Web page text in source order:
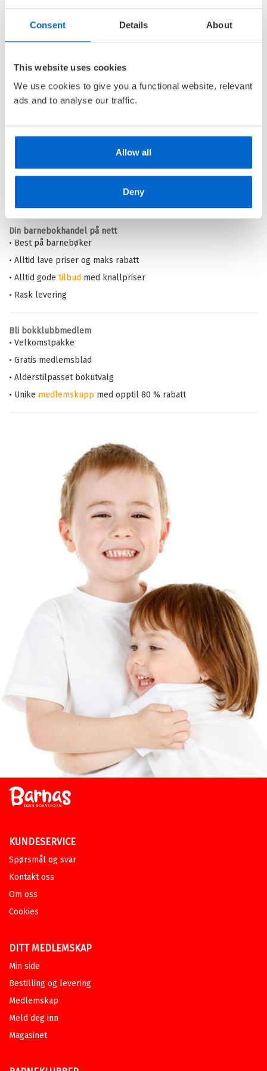
Consent Details About
This website uses cookies
We use cookies to give you a functional website, relevant
ads and to analyse our traffic.
Allow all
Deny
Demonbyen
ALEKSANDER KIRKWOOD
BROWN
Ebok
179,–
Barnas Egen Bokverden – 100% leselyst!
Din barnebokhandel på nett
• Best på barnebøker
• Alltid lave priser og maks rabatt
• Alltid gode tilbud med knallpriser
• Rask levering
Bli bokklubbmedlem
• Velkomstpakke
• Gratis medlemsblad
• Alderstilpasset bokutvalg
• Unike medlemskupp med opptil 80 % rabatt
KUNDESERVICE
Spørsmål og svar
Kontakt oss
Om oss
Cookies
DITT MEDLEMSKAP
Min side
Bestilling og levering
Medlemskap
Meld deg inn
Magasinet